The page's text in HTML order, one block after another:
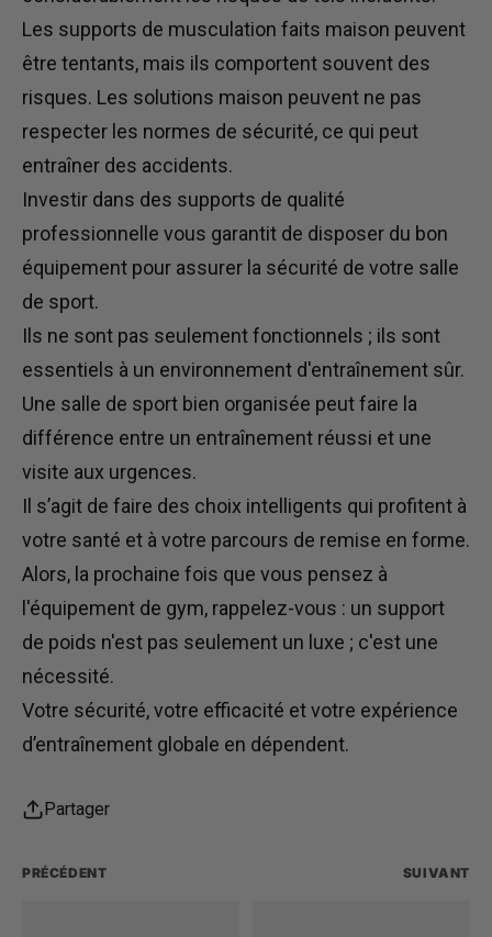
Les supports de musculation faits maison peuvent
être tentants, mais ils comportent souvent des
risques. Les solutions maison peuvent ne pas
respecter les normes de sécurité, ce qui peut
entraîner des accidents.
Investir dans des supports de qualité
professionnelle vous garantit de disposer du bon
équipement pour assurer la sécurité de votre salle
de sport.
Ils ne sont pas seulement fonctionnels ; ils sont
essentiels à un environnement d'entraînement sûr.
Une salle de sport bien organisée peutfaire la
différence entre un entraînement réussi et une
visite aux urgences.
Il s’agit de faire des choix intelligents qui profitent à
votre santé et à votre parcours de remise en forme.
Alors, la prochaine fois que vous pensez à
l'équipement de gym, rappelez-vous : un support
de poids n'est pas seulement un luxe ; c'est une
nécessité.
Votre sécurité, votre efficacité et votre expérience
d’entraînement globale en dépendent.
Partager
PRÉCÉDENT SUIVANT